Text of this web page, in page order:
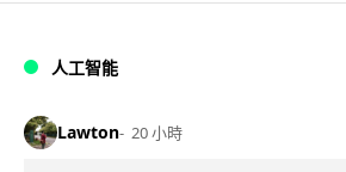
人工智能
Lawton 20 小時